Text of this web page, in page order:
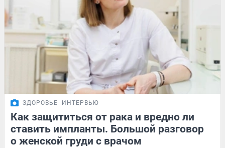
ЗДОРОВЬЕ ИНТЕРВЬЮ
Как защититься от рака и вредно ли
ставить импланты. Большой разговор
о женской груди с врачом